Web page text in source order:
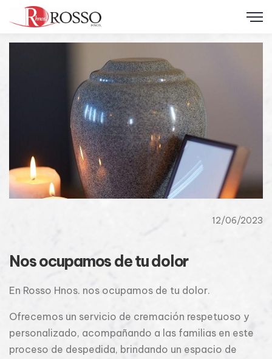
12/06/2023
Nos ocupamos de tu dolor
En Rosso Hnos. nos ocupamos de tu dolor.
Ofrecemos un servicio de cremación respetuoso y
personalizado, acompañando a las familias en este
proceso de despedida, brindando un espacio de